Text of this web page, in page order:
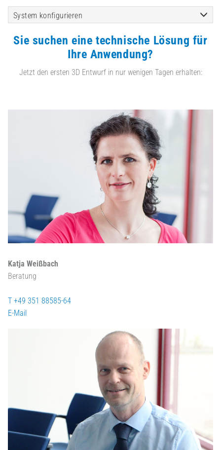
System konfigurieren
Sie suchen eine technische Lösung für
Ihre Anwendung?
Jetzt den ersten 3D Entwurf in nur wenigen Tagen erhalten:
Katja Weißbach
Beratung
T +49 351 88585-64
E-Mail